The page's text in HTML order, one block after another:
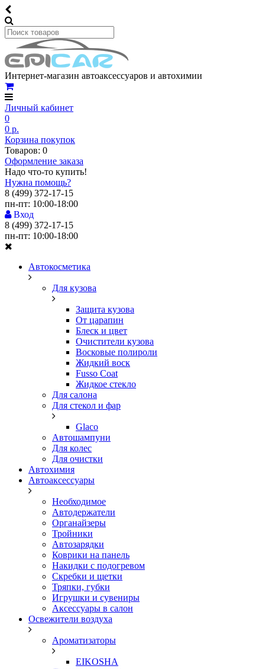
Интернет-магазин автоаксессуаров и автохимии
Личный кабинет
0
0 р.
Корзина покупок
Товаров: 0
Оформление заказа
Надо что-то купить!
Нужна помощь?
8 (499) 372-17-15
пн-пт: 10:00-18:00
Вход
8 (499) 372-17-15
пн-пт: 10:00-18:00
Автокосметика
Для кузова
Защита кузова
От царапин
Блеск и цвет
Очистители кузова
Восковые полироли
Жидкий воск
Fusso Coat
Жидкое стекло
Для салона
Для стекол и фар
Glaco
Автошампуни
Для колес
Для очистки
Автохимия
Автоаксессуары
Необходимое
Автодержатели
Органайзеры
Тройники
Автозарядки
Коврики на панель
Накидки с подогревом
Скребки и щетки
Тряпки, губки
Игрушки и сувениры
Аксессуары в салон
Освежители воздуха
Ароматизаторы
EIKOSHA